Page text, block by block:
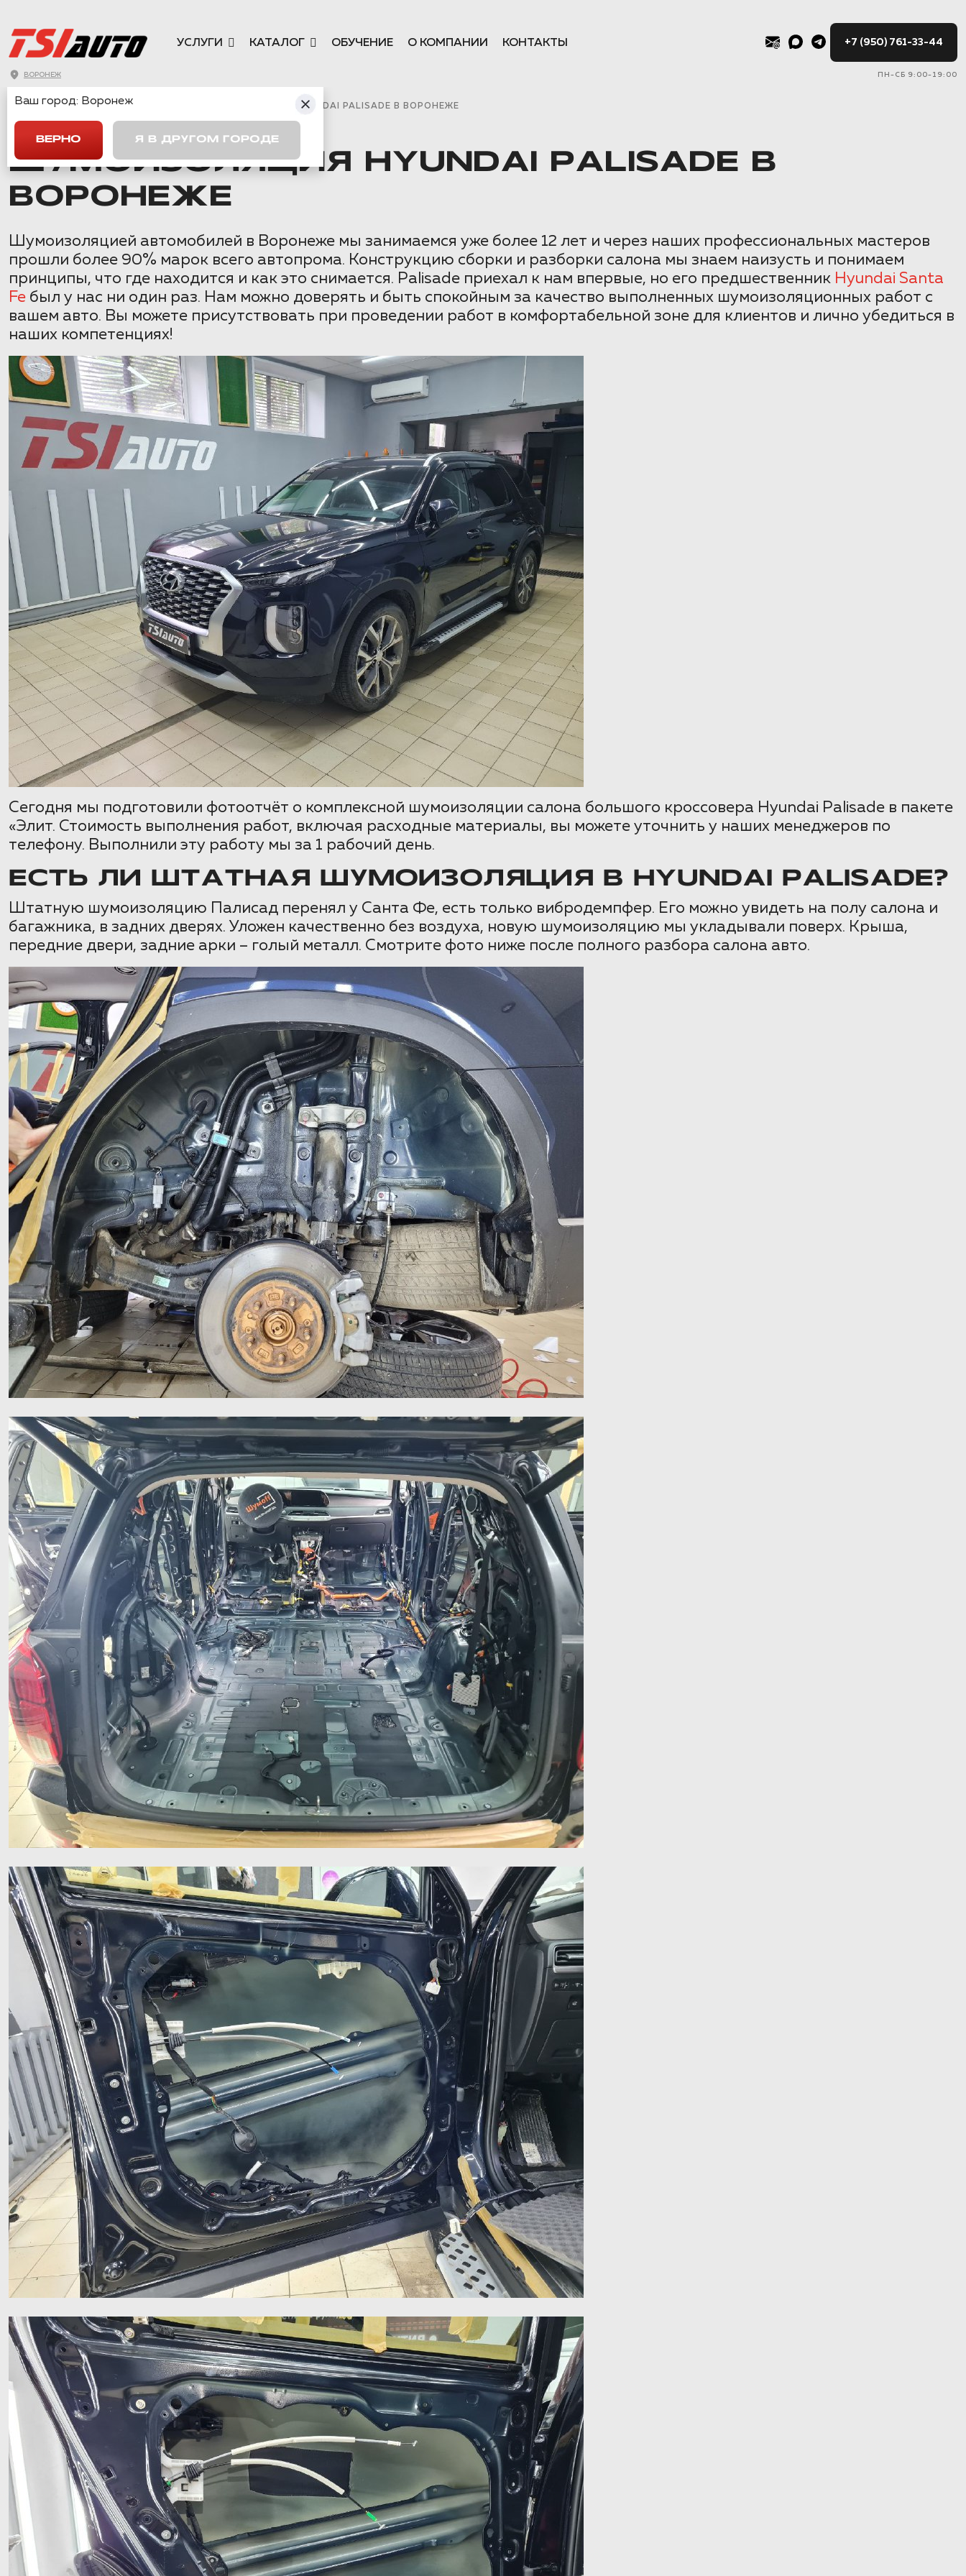
ВОРОНЕЖ
УСЛУГИ КАТАЛОГ ОБУЧЕНИЕ О КОМПАНИИ КОНТАКТЫ +7 (950) 761-33-44
ПН-СБ 9:00-19:00
ГЛАВНАЯ → HYUNDAI → ШУМОИЗОЛЯЦИЯ HYUNDAI PALISADE В ВОРОНЕЖЕ
ШУМОИЗОЛЯЦИЯ HYUNDAI PALISADE В
ВОРОНЕЖЕ
Шумоизоляцией автомобилей в Воронеже мы занимаемся уже более 12 лет и через наших профессиональных мастеров
прошли более 90% марок всего автопрома. Конструкцию сборки и разборки салона мы знаем наизусть и понимаем
принципы, что где находится и как это снимается. Palisade приехал к нам впервые, но его предшественник Hyundai Santa
Fe был у нас ни один раз. Нам можно доверять и быть спокойным за качество выполненных шумоизоляционных работ с
вашем авто. Вы можете присутствовать при проведении работ в комфортабельной зоне для клиентов и лично убедиться в
наших компетенциях!
Сегодня мы подготовили фотоотчёт о комплексной шумоизоляции салона большого кроссовера Hyundai Palisade в пакете
«Элит. Стоимость выполнения работ, включая расходные материалы, вы можете уточнить у наших менеджеров по
телефону. Выполнили эту работу мы за 1 рабочий день.
ЕСТЬ ЛИ ШТАТНАЯ ШУМОИЗОЛЯЦИЯ В HYUNDAI PALISADE?
Штатную шумоизоляцию Палисад перенял у Санта Фе, есть только вибродемпфер. Его можно увидеть на полу салона и
багажника, в задних дверях. Уложен качественно без воздуха, новую шумоизоляцию мы укладывали поверх. Крыша,
передние двери, задние арки – голый металл. Смотрите фото ниже после полного разбора салона авто.
Ваш город: Воронеж
ВЕРНО Я В ДРУГОМ ГОРОДЕ